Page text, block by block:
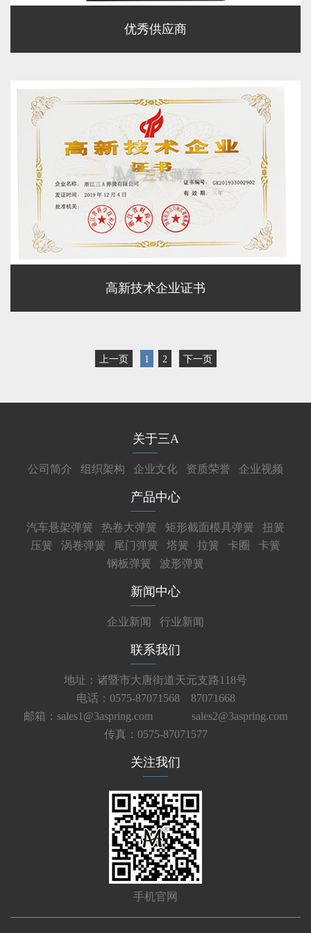
优秀供应商
高新技术企业证书
上一页 1 2 下一页
关于三A
公司简介 组织架构 企业文化 资质荣誉 企业视频
产品中心
汽车悬架弹簧 热卷大弹簧 矩形截面模具弹簧
扭簧
压簧
涡卷弹簧 尾门弹簧 塔簧 拉簧 卡圈
卡簧
钢板弹簧
波形弹簧
新闻中心
企业新闻 行业新闻
联系我们
地址：诸暨市大唐街道天元支路118号
电话：0575-87071568 87071668
邮箱：sales1@3aspring.com
sales2@3aspring.com
传真：0575-87071577
关注我们
手机官网